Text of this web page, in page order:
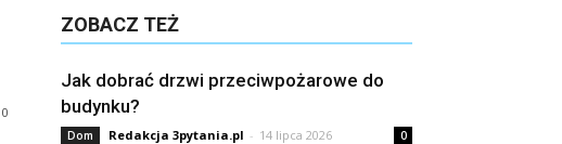
0
ZOBACZ TEŻ
Jak dobrać drzwi przeciwpożarowe do
budynku?
Dom Redakcja 3pytania.pl - 14 lipca 2026 0